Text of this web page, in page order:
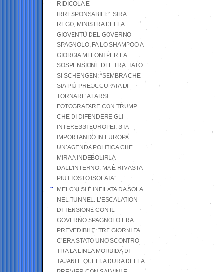
RIDICOLA E
IRRESPONSABILE”: SIRA
REGO, MINISTRA DELLA
GIOVENTÙ DEL GOVERNO
SPAGNOLO, FA LO SHAMPOO A
GIORGIA MELONI PER LA
SOSPENSIONE DEL TRATTATO
SI SCHENGEN: “SEMBRA CHE
SIA PIÙ PREOCCUPATA DI
TORNARE A FARSI
FOTOGRAFARE CON TRUMP
CHE DI DIFENDERE GLI
INTERESSI EUROPEI. STA
IMPORTANDO IN EUROPA
UN’AGENDA POLITICA CHE
MIRA A INDEBOLIRLA
DALL’INTERNO. MA È RIMASTA
PIUTTOSTO ISOLATA”
MELONI SI È INFILATA DA SOLA
NEL TUNNEL. L’ESCALATION
DI TENSIONE CON IL
GOVERNO SPAGNOLO ERA
PREVEDIBILE: TRE GIORNI FA
C’ERA STATO UNO SCONTRO
TRA LA LINEA MORBIDA DI
TAJANI E QUELLA DURA DELLA